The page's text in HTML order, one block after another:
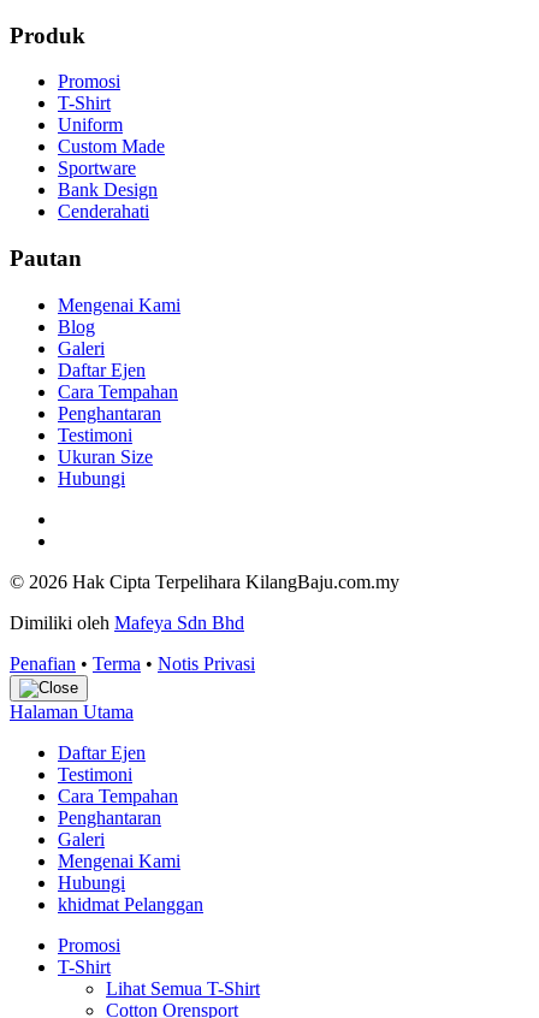
Produk
Promosi
T-Shirt
Uniform
Custom Made
Sportware
Bank Design
Cenderahati
Pautan
Mengenai Kami
Blog
Galeri
Daftar Ejen
Cara Tempahan
Penghantaran
Testimoni
Ukuran Size
Hubungi
© 2026 Hak Cipta Terpelihara KilangBaju.com.my
Dimiliki oleh Mafeya Sdn Bhd
Penafian • Terma • Notis Privasi
Halaman Utama
Daftar Ejen
Testimoni
Cara Tempahan
Penghantaran
Galeri
Mengenai Kami
Hubungi
khidmat Pelanggan
Promosi
T-Shirt
Lihat Semua T-Shirt
Cotton Orensport